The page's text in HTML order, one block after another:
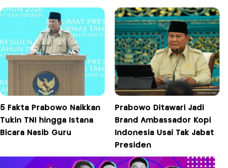
5 Fakta Prabowo Naikkan
Tukin TNI hingga Istana
Bicara Nasib Guru
Prabowo Ditawari Jadi
Brand Ambassador Kopi
Indonesia Usai Tak Jabat
Presiden